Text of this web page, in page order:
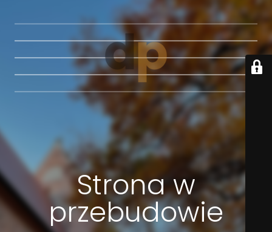
Strona w
przebudowie